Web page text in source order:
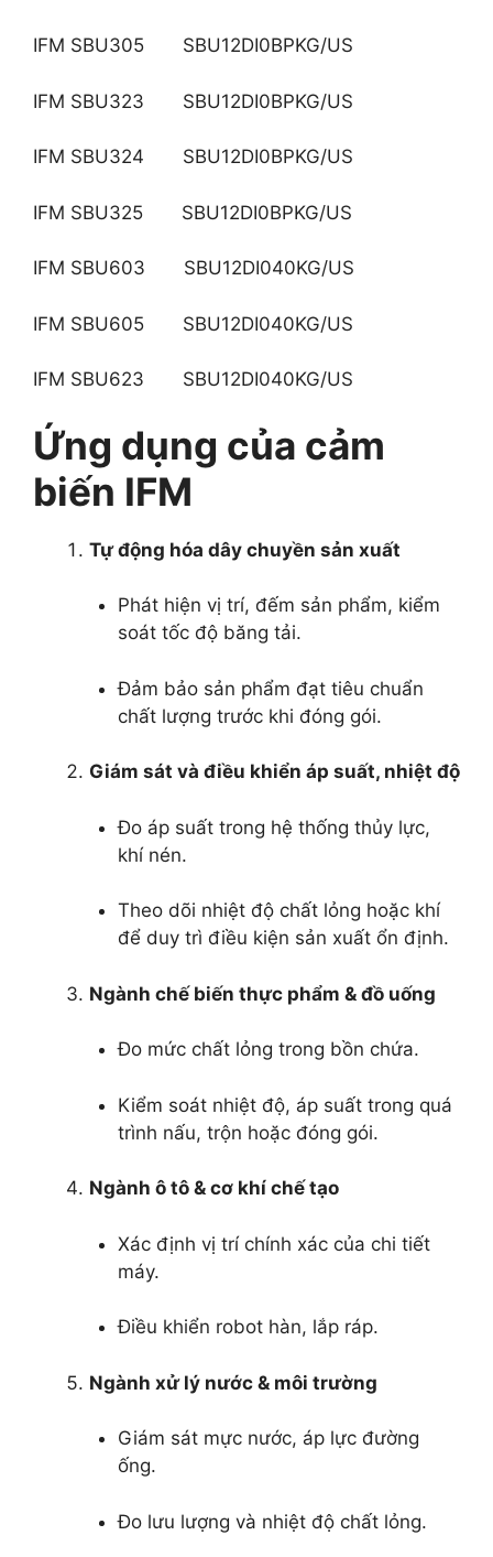
IFM SBU305 SBU12DI0BPKG/US
IFM SBU323 SBU12DI0BPKG/US
IFM SBU324 SBU12DI0BPKG/US
IFM SBU325 SBU12DI0BPKG/US
IFM SBU603 SBU12DI040KG/US
IFM SBU605 SBU12DI040KG/US
IFM SBU623 SBU12DI040KG/US
Ứng dụng của cảm
biến IFM
Tự động hóa dây chuyền sản xuất
Phát hiện vị trí, đếm sản phẩm, kiểm
soát tốc độ băng tải.
Đảm bảo sản phẩm đạt tiêu chuẩn
chất lượng trước khi đóng gói.
Giám sát và điều khiển áp suất, nhiệt độ
Đo áp suất trong hệ thống thủy lực,
khí nén.
Theo dõi nhiệt độ chất lỏng hoặc khí
để duy trì điều kiện sản xuất ổn định.
Ngành chế biến thực phẩm & đồ uống
Đo mức chất lỏng trong bồn chứa.
Kiểm soát nhiệt độ, áp suất trong quá
trình nấu, trộn hoặc đóng gói.
Ngành ô tô & cơ khí chế tạo
Xác định vị trí chính xác của chi tiết
máy.
Điều khiển robot hàn, lắp ráp.
Ngành xử lý nước & môi trường
Giám sát mực nước, áp lực đường
ống.
Đo lưu lượng và nhiệt độ chất lỏng.